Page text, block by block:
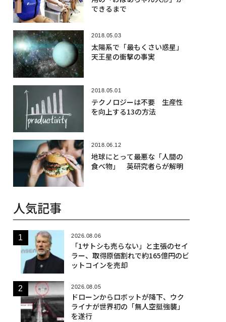
できるまで
2018.05.03
太陽系で「最もくさい惑星」
天王星の衝撃の事実
2018.05.01
テクノロジーは不要 生産性
を向上する13の方法
2018.06.12
地球にとって最悪な「人間の
食べ物」 英研究者らが解明
人気記事
2026.08.06
「1サトシも売らない」と主張のセイ
ラー、取得原価割れで約165億円のビ
ットコインを売却
2026.08.05
ドローンからロボットが降下、ウク
ライナが世界初の「無人空挺強襲」
を遂行